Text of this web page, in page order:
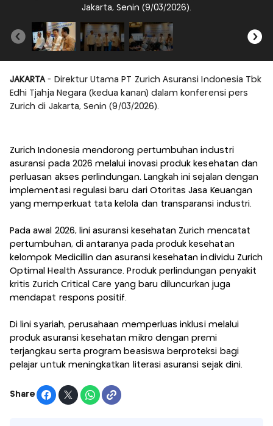
Jakarta, Senin (9/03/2026).
JAKARTA - Direktur Utama PT Zurich Asuransi Indonesia Tbk
Edhi Tjahja Negara (kedua kanan) dalam konferensi pers
Zurich di Jakarta, Senin (9/03/2026).
Zurich Indonesia mendorong pertumbuhan industri
asuransi pada 2026 melalui inovasi produk kesehatan dan
perluasan akses perlindungan. Langkah ini sejalan dengan
implementasi regulasi baru dari Otoritas Jasa Keuangan
yang memperkuat tata kelola dan transparansi industri.
Pada awal 2026, lini asuransi kesehatan Zurich mencatat
pertumbuhan, di antaranya pada produk kesehatan
kelompok Medicillin dan asuransi kesehatan individu Zurich
Optimal Health Assurance. Produk perlindungan penyakit
kritis Zurich Critical Care yang baru diluncurkan juga
mendapat respons positif.
Di lini syariah, perusahaan memperluas inklusi melalui
produk asuransi kesehatan mikro dengan premi
terjangkau serta program beasiswa berproteksi bagi
pelajar untuk meningkatkan literasi asuransi sejak dini.
Share